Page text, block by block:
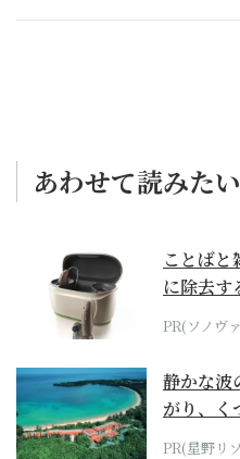
あわせて読みたい
ことば
に除去す
位モデル
PR(ソノヴ
静かな波
がり、く
ホテル
PR(星野リ